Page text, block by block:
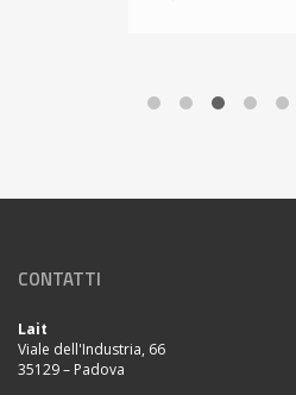
CONTATTI
Lait
Viale dell'Industria, 66
35129 – Padova